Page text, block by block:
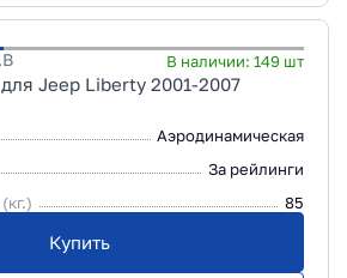
В наличии: 149 шт
Jeep Liberty 2001-2007
Аэродинамическая
За рейлинги
85
Купить